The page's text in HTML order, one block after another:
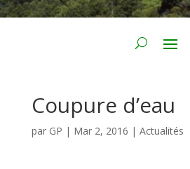
Coupure d’eau
par GP | Mar 2, 2016 | Actualités